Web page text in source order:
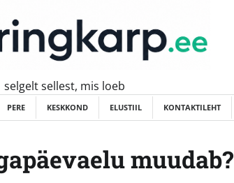
selgelt sellest, mis loeb
PERE KESKKOND ELUSTIIL KONTAKTILEHT
muudab?